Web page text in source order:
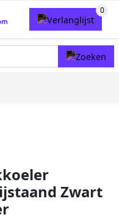
Zwart